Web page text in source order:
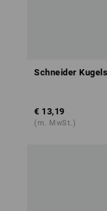
Schneider
€ 13,19
(m. MwSt.)